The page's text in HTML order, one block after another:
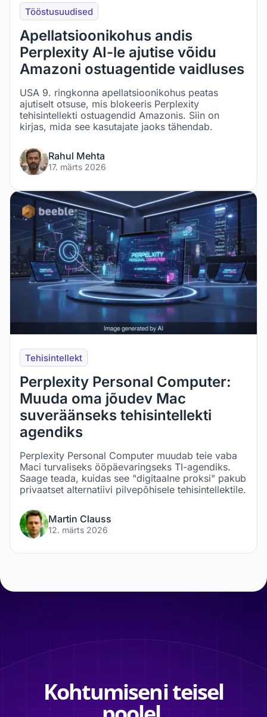
Tööstusuudised
Apellatsioonikohus andis
Perplexity AI-le ajutise võidu
Amazoni ostuagentide vaidluses
USA 9. ringkonna apellatsioonikohus peatas
ajutiselt otsuse, mis blokeeris Perplexity
tehisintellekti ostuagendid Amazonis. Siin on
kirjas, mida see kasutajate jaoks tähendab.
Rahul Mehta
17. märts 2026
Tehisintellekt
Perplexity Personal Computer:
Muuda oma jõudev Mac
suveräänseks tehisintellekti
agendiks
Perplexity Personal Computer muudab teie vaba
Maci turvaliseks ööpäevaringseks TI-agendiks.
Saage teada, kuidas see "digitaalne proksi" pakub
privaatset alternatiivi pilvepõhisele tehisintellektile.
Martin Clauss
12. märts 2026
Kohtumiseni teisel